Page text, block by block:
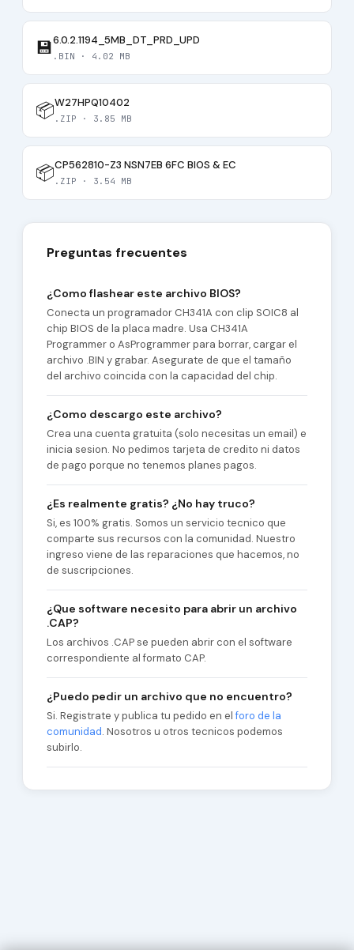
💾6.0.2.1194_5MB_DT_PRD_UPD
.BIN · 4.02 MB
📦W27HPQ10402
.ZIP · 3.85 MB
📦CP562810-Z3 NSN7EB 6FC BIOS & EC
.ZIP · 3.54 MB
Preguntas frecuentes
¿Como flashear este archivo BIOS?
Conecta un programador CH341A con clip SOIC8 al
chip BIOS de la placa madre. Usa CH341A
Programmer o AsProgrammer para borrar, cargar el
archivo .BIN y grabar. Asegurate de que el tamaño
del archivo coincida con la capacidad del chip.
¿Como descargo este archivo?
Crea una cuenta gratuita (solo necesitas un email) e
inicia sesion. No pedimos tarjeta de credito ni datos
de pago porque no tenemos planes pagos.
¿Es realmente gratis? ¿No hay truco?
Si, es 100% gratis. Somos un servicio tecnico que
comparte sus recursos con la comunidad. Nuestro
ingreso viene de las reparaciones que hacemos, no
de suscripciones.
¿Que software necesito para abrir un archivo
.CAP?
Los archivos .CAP se pueden abrir con el software
correspondiente al formato CAP.
¿Puedo pedir un archivo que no encuentro?
Si. Registrate y publica tu pedido en elforo de la
comunidad. Nosotros u otros tecnicos podemos
subirlo.